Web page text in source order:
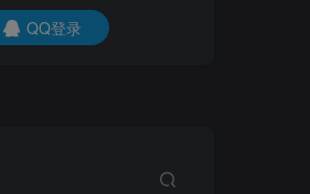
QQ登录